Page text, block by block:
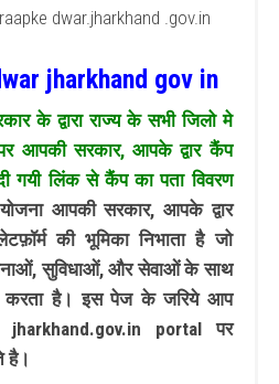
dwar.jharkhand .gov.in
jharkhand gov in
के द्वारा राज्य के सभी जिलो मे
आपकी सरकार, आपके द्वार कैंप
गयी लिंक से कैंप का पता विवरण
आपकी सरकार, आपके द्वार
की भूमिका निभाता है जो
सुविधाओं, और सेवाओं के साथ
करता है। इस पेज के जरिये आप
portal पर
है।